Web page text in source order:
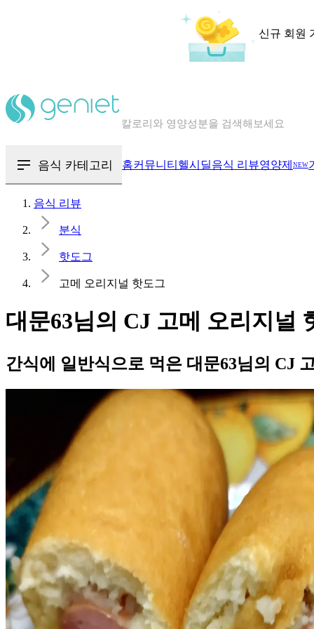
신규 회원
혈당 · 다이어트 음식 검색해보세요
음식 카테고리 홈커뮤니티 헬시딜음식 리뷰영양제 NEW
음식 리뷰
분식
핫도그
고메 오리지널 핫도그
대문63님의 CJ 고메 오리지널
간식에 일반식으로 먹은 대문63님의 CJ